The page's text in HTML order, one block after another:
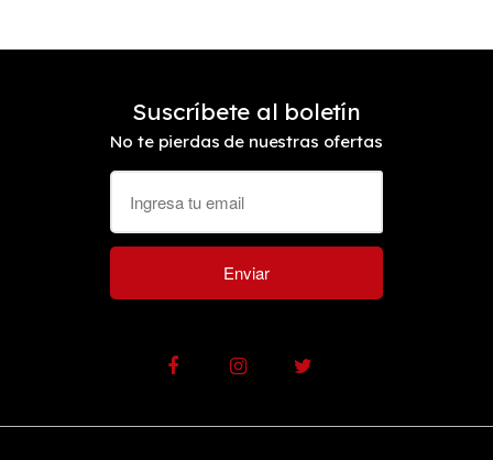
Suscríbete al boletín
No te pierdas de nuestras ofertas
Enviar